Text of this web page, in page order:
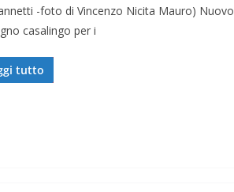
-foto di Vincenzo Nicita Mauro) Nuovo
casalingo per i
tutto